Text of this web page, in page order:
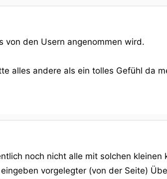
von den Usern angenommen wird.
alles andere als ein tolles Gefühl da
noch nicht alle mit solchen
vorgelegter (von der Seite)